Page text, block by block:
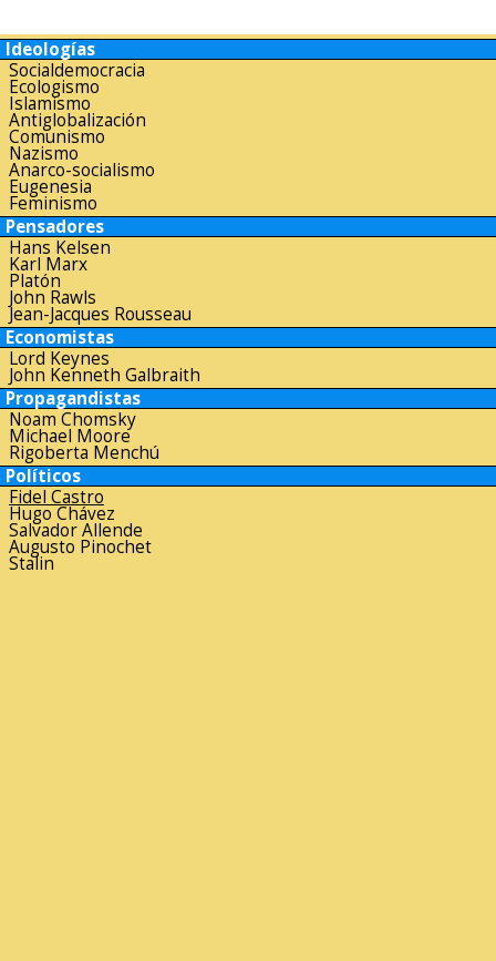
Ideologías
Socialdemocracia
Ecologismo
Islamismo
Antiglobalización
Comunismo
Nazismo
Anarco-socialismo
Eugenesia
Feminismo
Pensadores
Hans Kelsen
Karl Marx
Platón
John Rawls
Jean-Jacques Rousseau
Economistas
Lord Keynes
John Kenneth Galbraith
Propagandistas
Noam Chomsky
Michael Moore
Rigoberta Menchú
Políticos
Fidel Castro
Hugo Chávez
Salvador Allende
Augusto Pinochet
Stalin